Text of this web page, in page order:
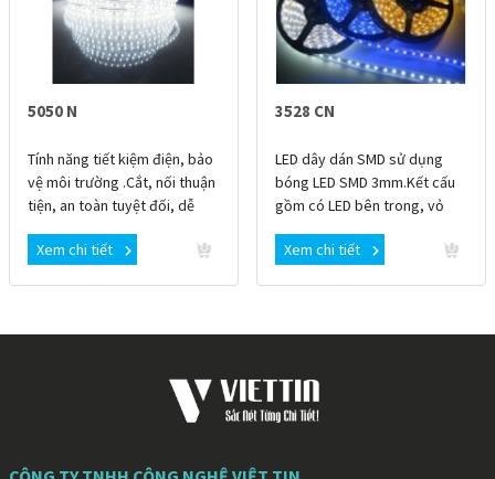
5050 N
Tính năng tiết kiệm điện, bảo
vệ môi trường .Cắt, nối thuận
tiện, an toàn tuyệt đối, dễ
Xem chi tiết
3528 CN
LED dây dán SMD sử dụng
bóng LED SMD 3mm.Kết cấu
gồm có LED bên trong, vỏ
suốt chống nước.
Xem chi tiết